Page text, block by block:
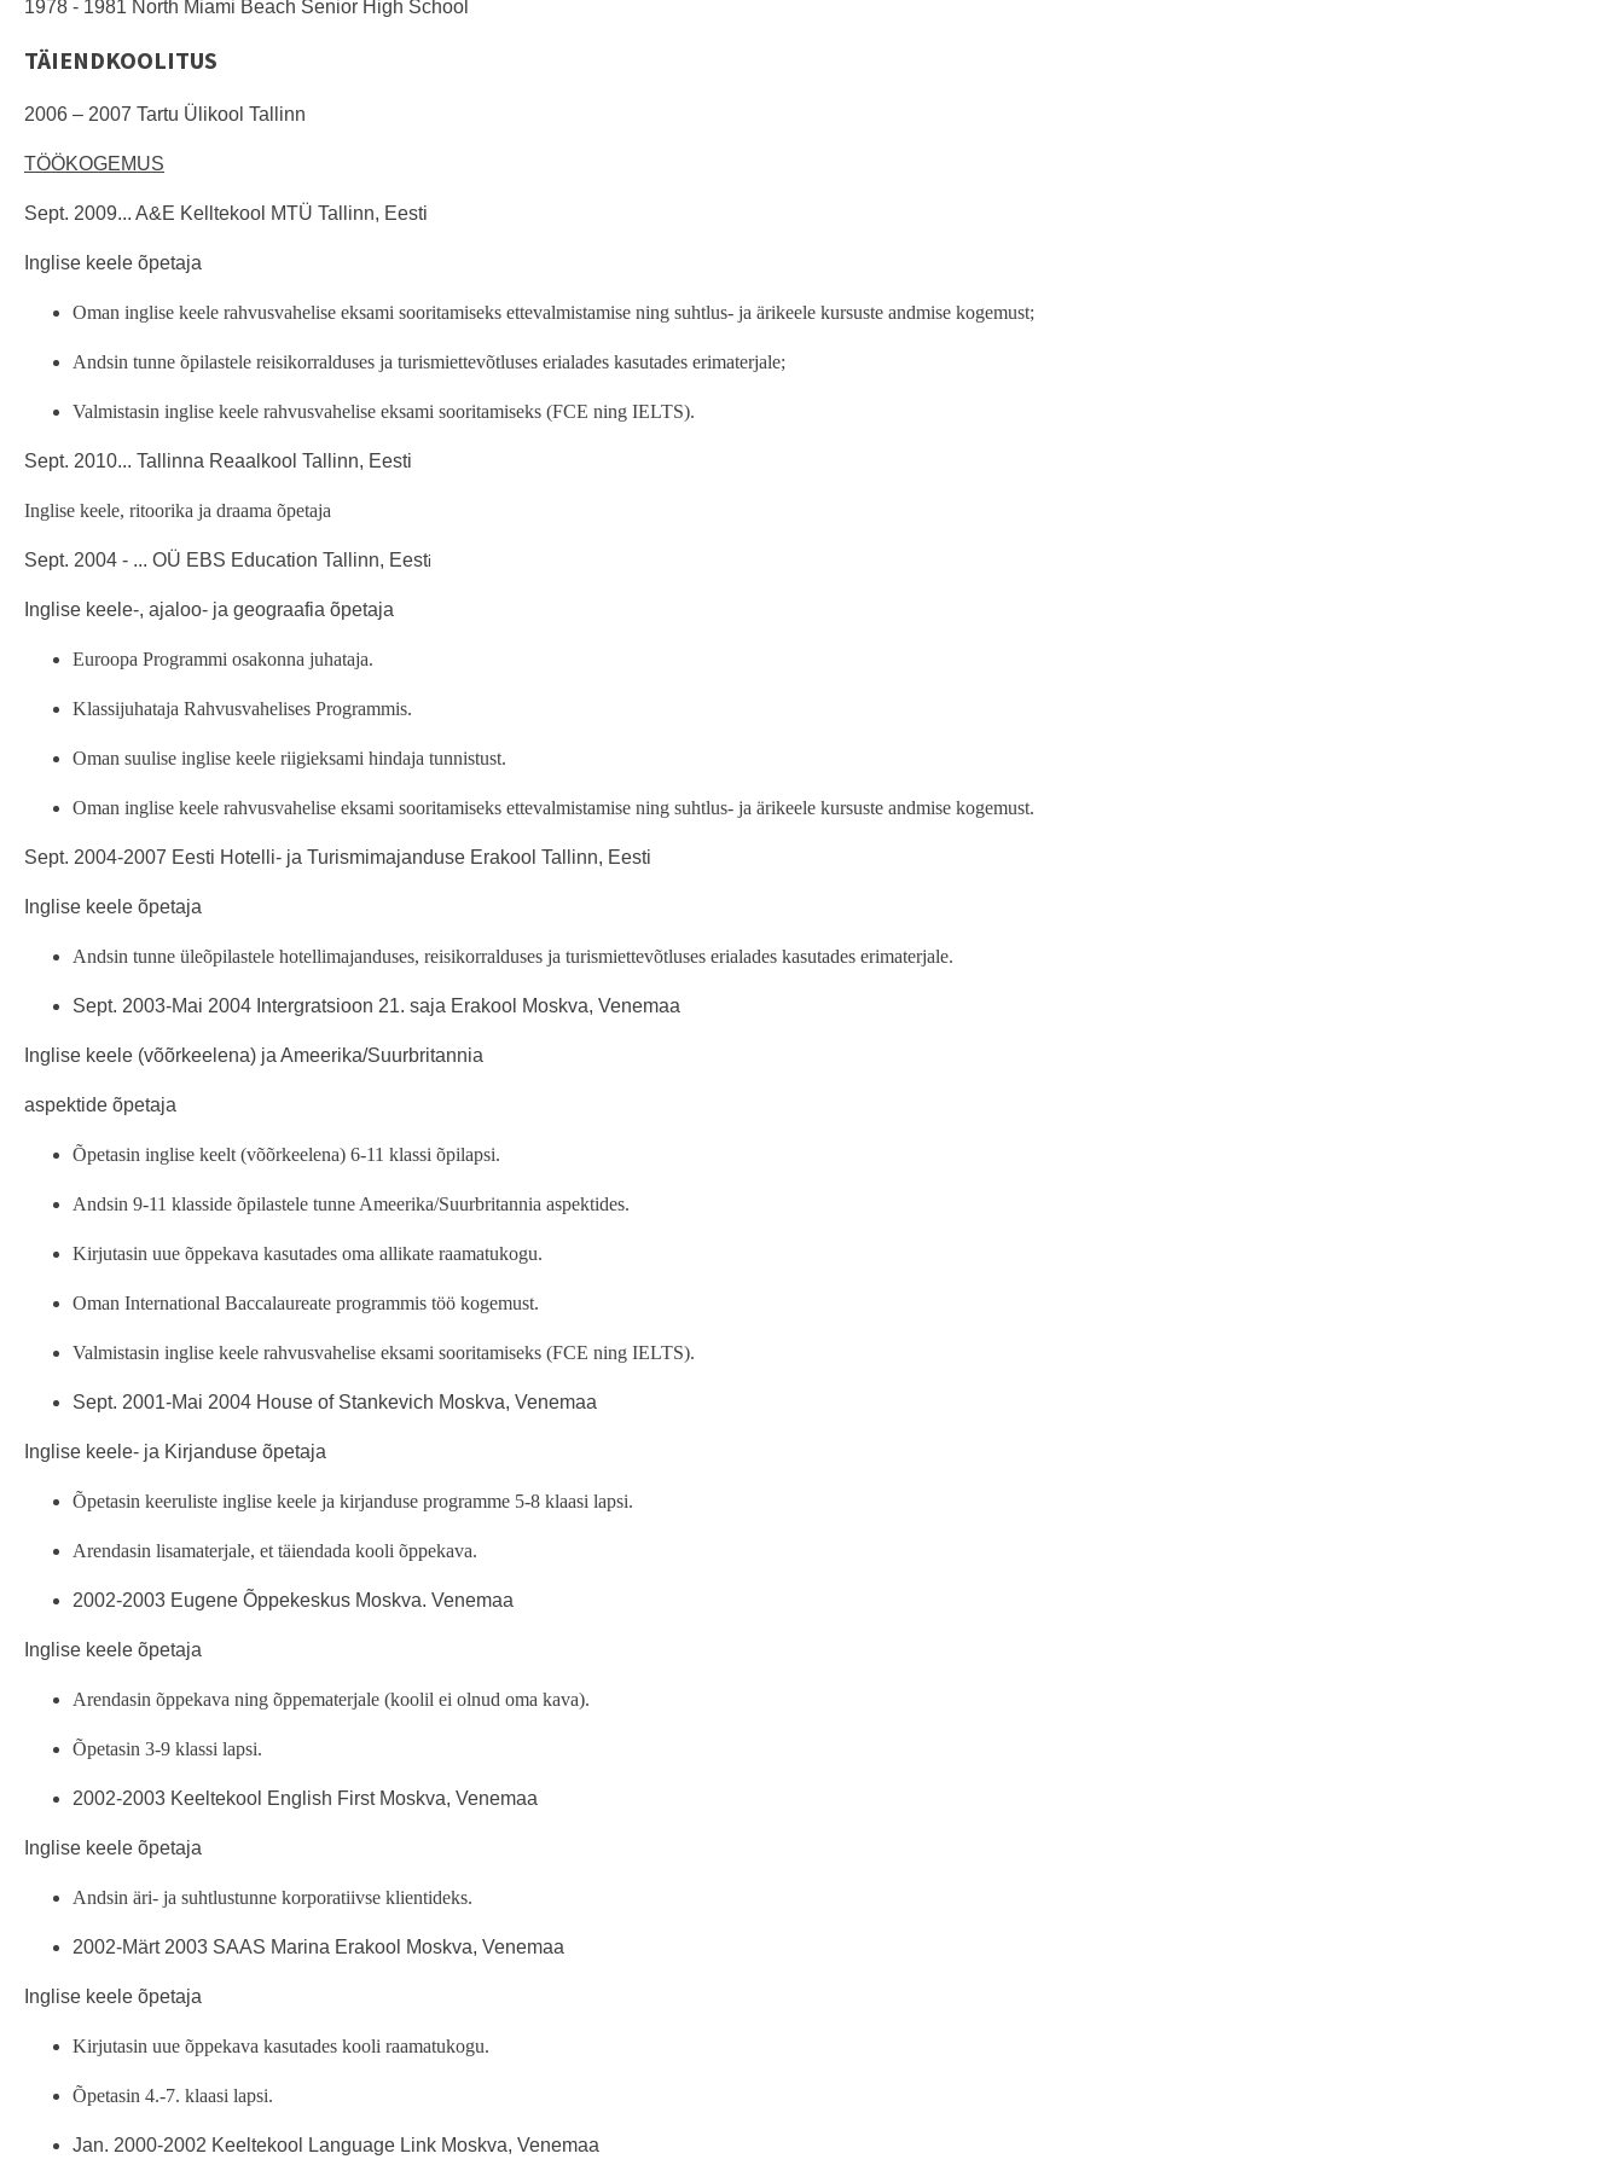
1978 - 1981 North Miami Beach Senior High School
TÄIENDKOOLITUS
2006 – 2007 Tartu Ülikool Tallinn
TÖÖKOGEMUS
Sept. 2009... A&E Kelltekool MTÜ Tallinn, Eesti
Inglise keele õpetaja
Oman inglise keele rahvusvahelise eksami sooritamiseks ettevalmistamise ning suhtlus- ja ärikeele kursuste andmise kogemust;
Andsin tunne õpilastele reisikorralduses ja turismiettevõtluses erialades kasutades erimaterjale;
Valmistasin inglise keele rahvusvahelise eksami sooritamiseks (FCE ning IELTS).
Sept. 2010... Tallinna Reaalkool Tallinn, Eesti
Inglise keele, ritoorika ja draama õpetaja
Sept. 2004 - ... OÜ EBS Education Tallinn, Eesti
Inglise keele-, ajaloo- ja geograafia õpetaja
Euroopa Programmi osakonna juhataja.
Klassijuhataja Rahvusvahelises Programmis.
Oman suulise inglise keele riigieksami hindaja tunnistust.
Oman inglise keele rahvusvahelise eksami sooritamiseks ettevalmistamise ning suhtlus- ja ärikeele kursuste andmise kogemust.
Sept. 2004-2007 Eesti Hotelli- ja Turismimajanduse Erakool Tallinn, Eesti
Inglise keele õpetaja
Andsin tunne üleõpilastele hotellimajanduses, reisikorralduses ja turismiettevõtluses erialades kasutades erimaterjale.
Sept. 2003-Mai 2004 Intergratsioon 21. saja Erakool Moskva, Venemaa
Inglise keele (võõrkeelena) ja Ameerika/Suurbritannia
aspektide õpetaja
Õpetasin inglise keelt (võõrkeelena) 6-11 klassi õpilapsi.
Andsin 9-11 klasside õpilastele tunne Ameerika/Suurbritannia aspektides.
Kirjutasin uue õppekava kasutades oma allikate raamatukogu.
Oman International Baccalaureate programmis töö kogemust.
Valmistasin inglise keele rahvusvahelise eksami sooritamiseks (FCE ning IELTS).
Sept. 2001-Mai 2004 House of Stankevich Moskva, Venemaa
Inglise keele- ja Kirjanduse õpetaja
Õpetasin keeruliste inglise keele ja kirjanduse programme 5-8 klaasi lapsi.
Arendasin lisamaterjale, et täiendada kooli õppekava.
2002-2003 Eugene Õppekeskus Moskva. Venemaa
Inglise keele õpetaja
Arendasin õppekava ning õppematerjale (koolil ei olnud oma kava).
Õpetasin 3-9 klassi lapsi.
2002-2003 Keeltekool English First Moskva, Venemaa
Inglise keele õpetaja
Andsin äri- ja suhtlustunne korporatiivse klientideks.
2002-Märt 2003 SAAS Marina Erakool Moskva, Venemaa
Inglise keele õpetaja
Kirjutasin uue õppekava kasutades kooli raamatukogu.
Õpetasin 4.-7. klaasi lapsi.
Jan. 2000-2002 Keeltekool Language Link Moskva, Venemaa